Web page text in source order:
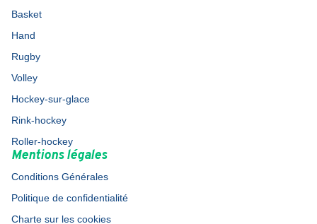
Basket
Hand
Rugby
Volley
Hockey-sur-glace
Rink-hockey
Roller-hockey
Mentions légales
Conditions Générales
Politique de confidentialité
Charte sur les cookies